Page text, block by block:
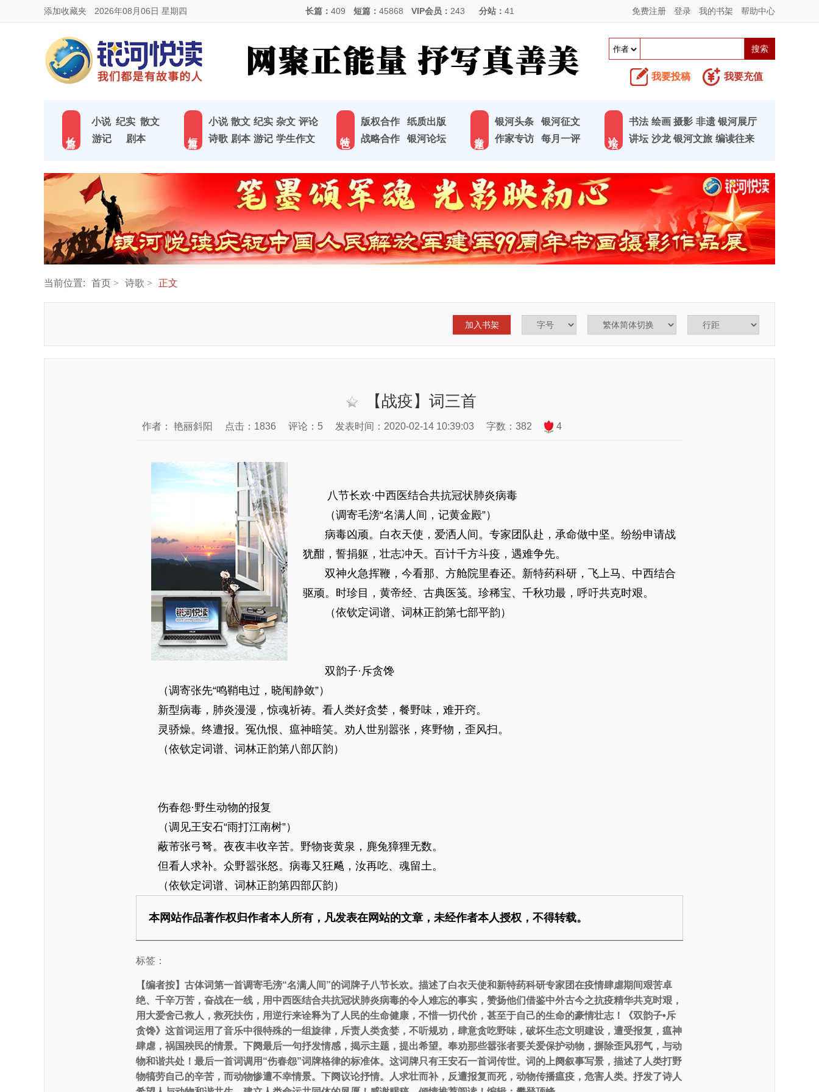
添加收藏夹 2026年08月06日 星期四 长篇： 409 短篇： 45868 VIP会员： 243 分站： 41 免费注册 登录 我的书架 帮助中心
我要投稿 我要充值
小说 纪实 散文
游记
剧本
小说 散文 纪实 杂文 评论
诗歌 剧本 游记 学生作文
版权合作
纸质出版
战略合作
银河论坛
银河头条
银河征文
作家专访
每月一评
书法 绘画 摄影 非遗 银河展厅
讲坛 沙龙 银河文旅 编读往来
当前位置: 首页 诗歌 正文
加入书架
【战疫】词三首
作者： 艳丽斜阳 点击：1836 评论：5 发表时间：2020-02-14 10:39:03 字数：382 4
八节长欢·中西医结合共抗冠状肺炎病毒
（调寄毛滂“名满人间，记黄金殿”）
病毒凶顽。白衣天使，爱洒人间。专家团队赴，承命做中坚。纷纷申请战
犹酣，誓捐躯，壮志冲天。百计千方斗疫，遇难争先。
双神火急挥鞭，今看那、方舱院里春还。新特药科研，飞上马、中西结合
驱顽。时珍目，黄帝经、古典医笺。珍稀宝、千秋功最，呼吁共克时艰。
（依钦定词谱、词林正韵第七部平韵）
双韵子·斥贪馋
（调寄张先“鸣鞘电过，晓闱静敛”）
新型病毒，肺炎漫漫，惊魂祈祷。看人类好贪婪，餐野味，难开窍。
灵骄燥。终遭报。冤仇恨、瘟神暗笑。劝人世别嚣张，疼野物，歪风扫。
（依钦定词谱、词林正韵第八部仄韵）
伤春怨·野生动物的报复
（调见王安石“雨打江南树”）
蔽芾张弓弩。夜夜丰收辛苦。野物丧黄泉，麂兔獐狸无数。
但看人求补。众野嚣张怒。病毒又狂飚，汝再吃、魂留土。
（依钦定词谱、词林正韵第四部仄韵）
本网站作品著作权归作者本人所有，凡发表在网站的文章，未经作者本人授权，不得转载。
标签：
【编者按】 古体词第一首调寄毛滂“名满人间”的词牌子八节长欢。描述了白衣天使和新特药科研专家团在疫情肆虐期间艰苦卓
绝、千辛万苦，奋战在一线，用中西医结合共抗冠状肺炎病毒的令人难忘的事实，赞扬他们借鉴中外古今之抗疫精华共克时艰，
用大爱舍己救人，救死扶伤，用逆行来诠释为了人民的生命健康，不惜一切代价，甚至于自己的生命的豪情壮志！《双韵子•斥
贪馋》这首词运用了音乐中很特殊的一组旋律，斥责人类贪婪，不听规劝，肆意贪吃野味，破坏生态文明建设，遭受报复，瘟神
肆虐，祸国殃民的情景。下阕最后一句抒发情感，揭示主题，提出希望。奉劝那些嚣张者要关爱保护动物，摒除歪风邪气，与动
物和谐共处！最后一首词调用“伤春怨”词牌格律的标准体。这词牌只有王安石一首词传世。词的上阕叙事写景，描述了人类打野
物犒劳自己的辛苦，而动物惨遭不幸情景。下阕议论抒情。人求壮而补，反遭报复而死，动物传播瘟疫，危害人类。抒发了诗人